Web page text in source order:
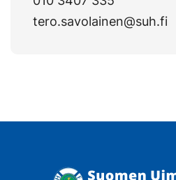
tero.savolainen@suh.fi